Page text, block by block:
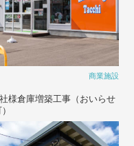
商業施設
様倉庫増築工事（おいらせ